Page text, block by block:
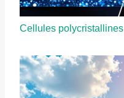
Cellules